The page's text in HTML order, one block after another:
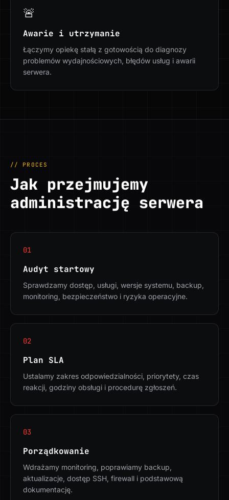
🚨
Awarie i utrzymanie
Łączymy opiekę stałą z gotowością do diagnozy
problemów wydajnościowych, błędów usług i awarii
serwera.
// PROCES
Jak przejmujemy
administrację serwera
01
Audyt startowy
Sprawdzamy dostęp, usługi, wersje systemu, backup,
monitoring, bezpieczeństwo i ryzyka operacyjne.
02
Plan SLA
Ustalamy zakres odpowiedzialności, priorytety, czas
reakcji, godziny obsługi i procedurę zgłoszeń.
03
Porządkowanie
Wdrażamy monitoring, poprawiamy backup,
aktualizacje, dostęp SSH, firewall i podstawową
dokumentację.